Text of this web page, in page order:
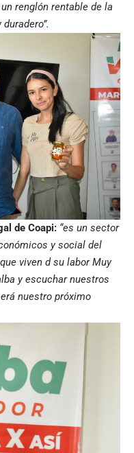
renglón rentable de la
de Coapi: “es un sector
y social del
viven d su labor Muy
y escuchar nuestros
nuestro próximo